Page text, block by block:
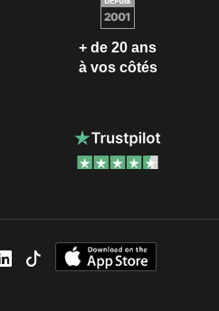
+ de 20 ans
à vos côtés